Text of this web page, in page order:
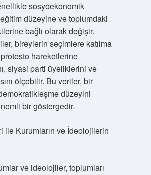
sosyoekonomik
düzeyine ve toplumdaki
bağlı olarak değişir.
bireylerin seçimlere katılma
protesto hareketlerine
siyasi parti üyeliklerini ve
ölçebilir. Bu veriler, bir
düzeyini
bir göstergedir.
ile Kurumların ve İdeolojilerin
ve ideolojiler, toplumları